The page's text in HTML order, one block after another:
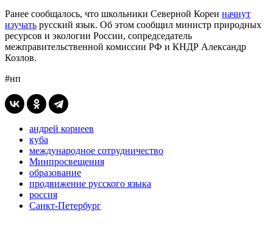
Ранее сообщалось, что школьники Северной Кореи начнут
изучать русский язык. Об этом сообщил министр природных
ресурсов и экологии России, сопредседатель
межправительственной комиссии РФ и КНДР Александр
Козлов.
#нп
андрей корнеев
куба
международное сотрудничество
Минпросвещения
образование
продвижение русского языка
россия
Санкт-Петербург